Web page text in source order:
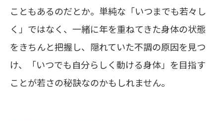
こともあるのだとか。単純な「いつまでも若々し
く」ではなく、一緒に年を重ねてきた身体の状態
をきちんと把握し、隠れていた不調の原因を見つ
け、「いつでも自分らしく動ける身体」を目指す
ことが若さの秘訣なのかもしれません。